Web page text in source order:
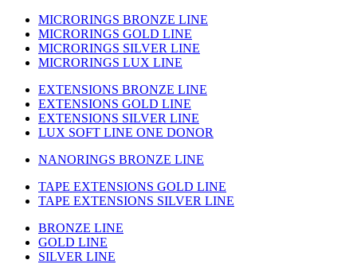
MICRORINGS BRONZE LINE
MICRORINGS GOLD LINE
MICRORINGS SILVER LINE
MICRORINGS LUX LINE
EXTENSIONS BRONZE LINE
EXTENSIONS GOLD LINE
EXTENSIONS SILVER LINE
LUX SOFT LINE ONE DONOR
NANORINGS BRONZE LINE
TAPE EXTENSIONS GOLD LINE
TAPE EXTENSIONS SILVER LINE
BRONZE LINE
GOLD LINE
SILVER LINE